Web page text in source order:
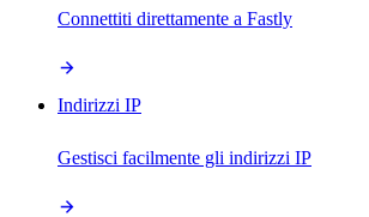
Connettiti direttamente a Fastly
Indirizzi IP
Gestisci facilmente gli indirizzi IP